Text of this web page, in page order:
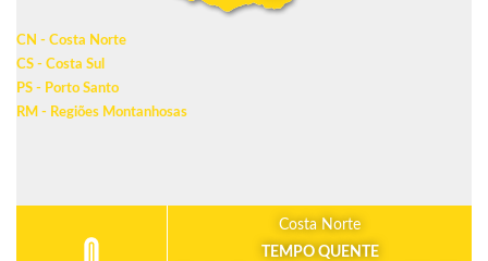
CN - Costa Norte
CS - Costa Sul
PS - Porto Santo
RM - Regiões Montanhosas
Costa Norte
TEMPO QUENTE